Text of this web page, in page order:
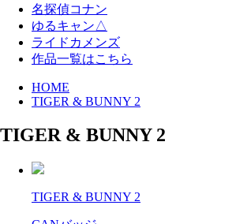
名探偵コナン
ゆるキャン△
ライドカメンズ
作品一覧はこちら
HOME
TIGER & BUNNY 2
TIGER & BUNNY 2
TIGER & BUNNY 2